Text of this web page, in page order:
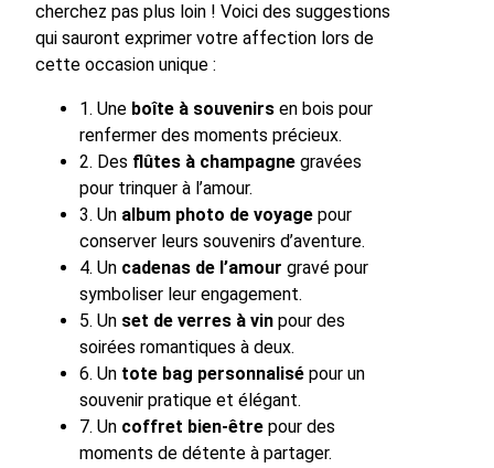
cherchez pas plus loin ! Voici des suggestions
qui sauront exprimer votre affection lors de
cette occasion unique :
1. Une boîte à souvenirs en bois pour
renfermer des moments précieux.
2. Des flûtes à champagne gravées
pour trinquer à l’amour.
3. Un album photo de voyage pour
conserver leurs souvenirs d’aventure.
4. Un cadenas de l’amour gravé pour
symboliser leur engagement.
5. Un set de verres à vin pour des
soirées romantiques à deux.
6. Un tote bag personnalisé pour un
souvenir pratique et élégant.
7. Un coffret bien-être pour des
moments de détente à partager.